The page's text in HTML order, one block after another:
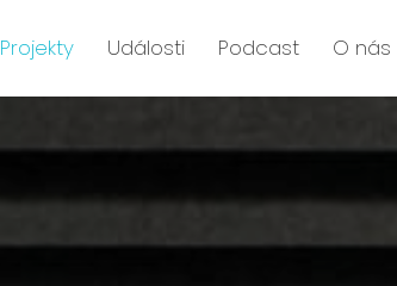
Projekty Události Podcast O nás